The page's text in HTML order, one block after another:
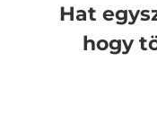
Hat
hogy